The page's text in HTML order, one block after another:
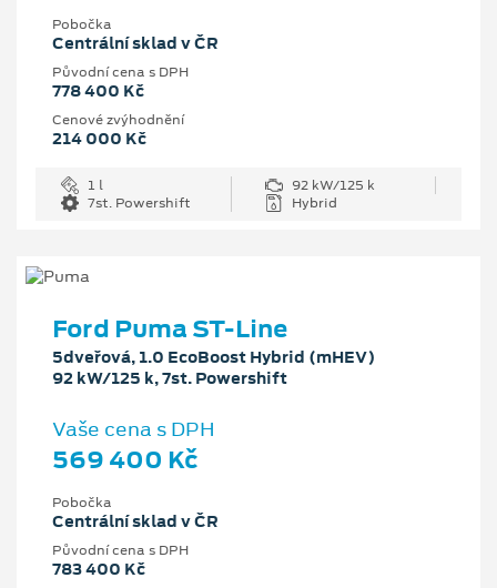
Pobočka
Centrální sklad v ČR
Původní cena s DPH
778 400 Kč
Cenové zvýhodnění
214 000 Kč
1 l
92 kW/125 k
7st. Powershift
Hybrid
Ford Puma ST-Line
5dveřová, 1.0 EcoBoost Hybrid (mHEV)
92 kW/125 k, 7st. Powershift
Vaše cena s DPH
569 400 Kč
Pobočka
Centrální sklad v ČR
Původní cena s DPH
783 400 Kč